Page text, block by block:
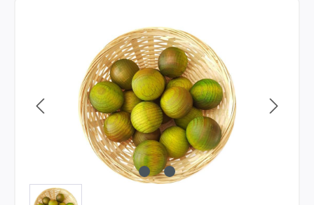
Bildergalerie überspringen